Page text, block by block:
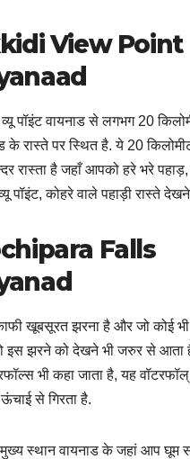
View Point
पॉइंट वायनाड से लगभग 20
के रास्ते पर स्थित है. ये 20
रास्ता है जहाँ आपको हरे भरे
पॉइंट, कोहरे वाले पहाड़ी रास्ते
Falls
खूबसूरत झरना है और जो कोई भी
इस झरने को देखने भी जरुर से आता
भी कहा जाता है, यह
से गिरता है.
स्थान वायनाड के जहां आप घूम